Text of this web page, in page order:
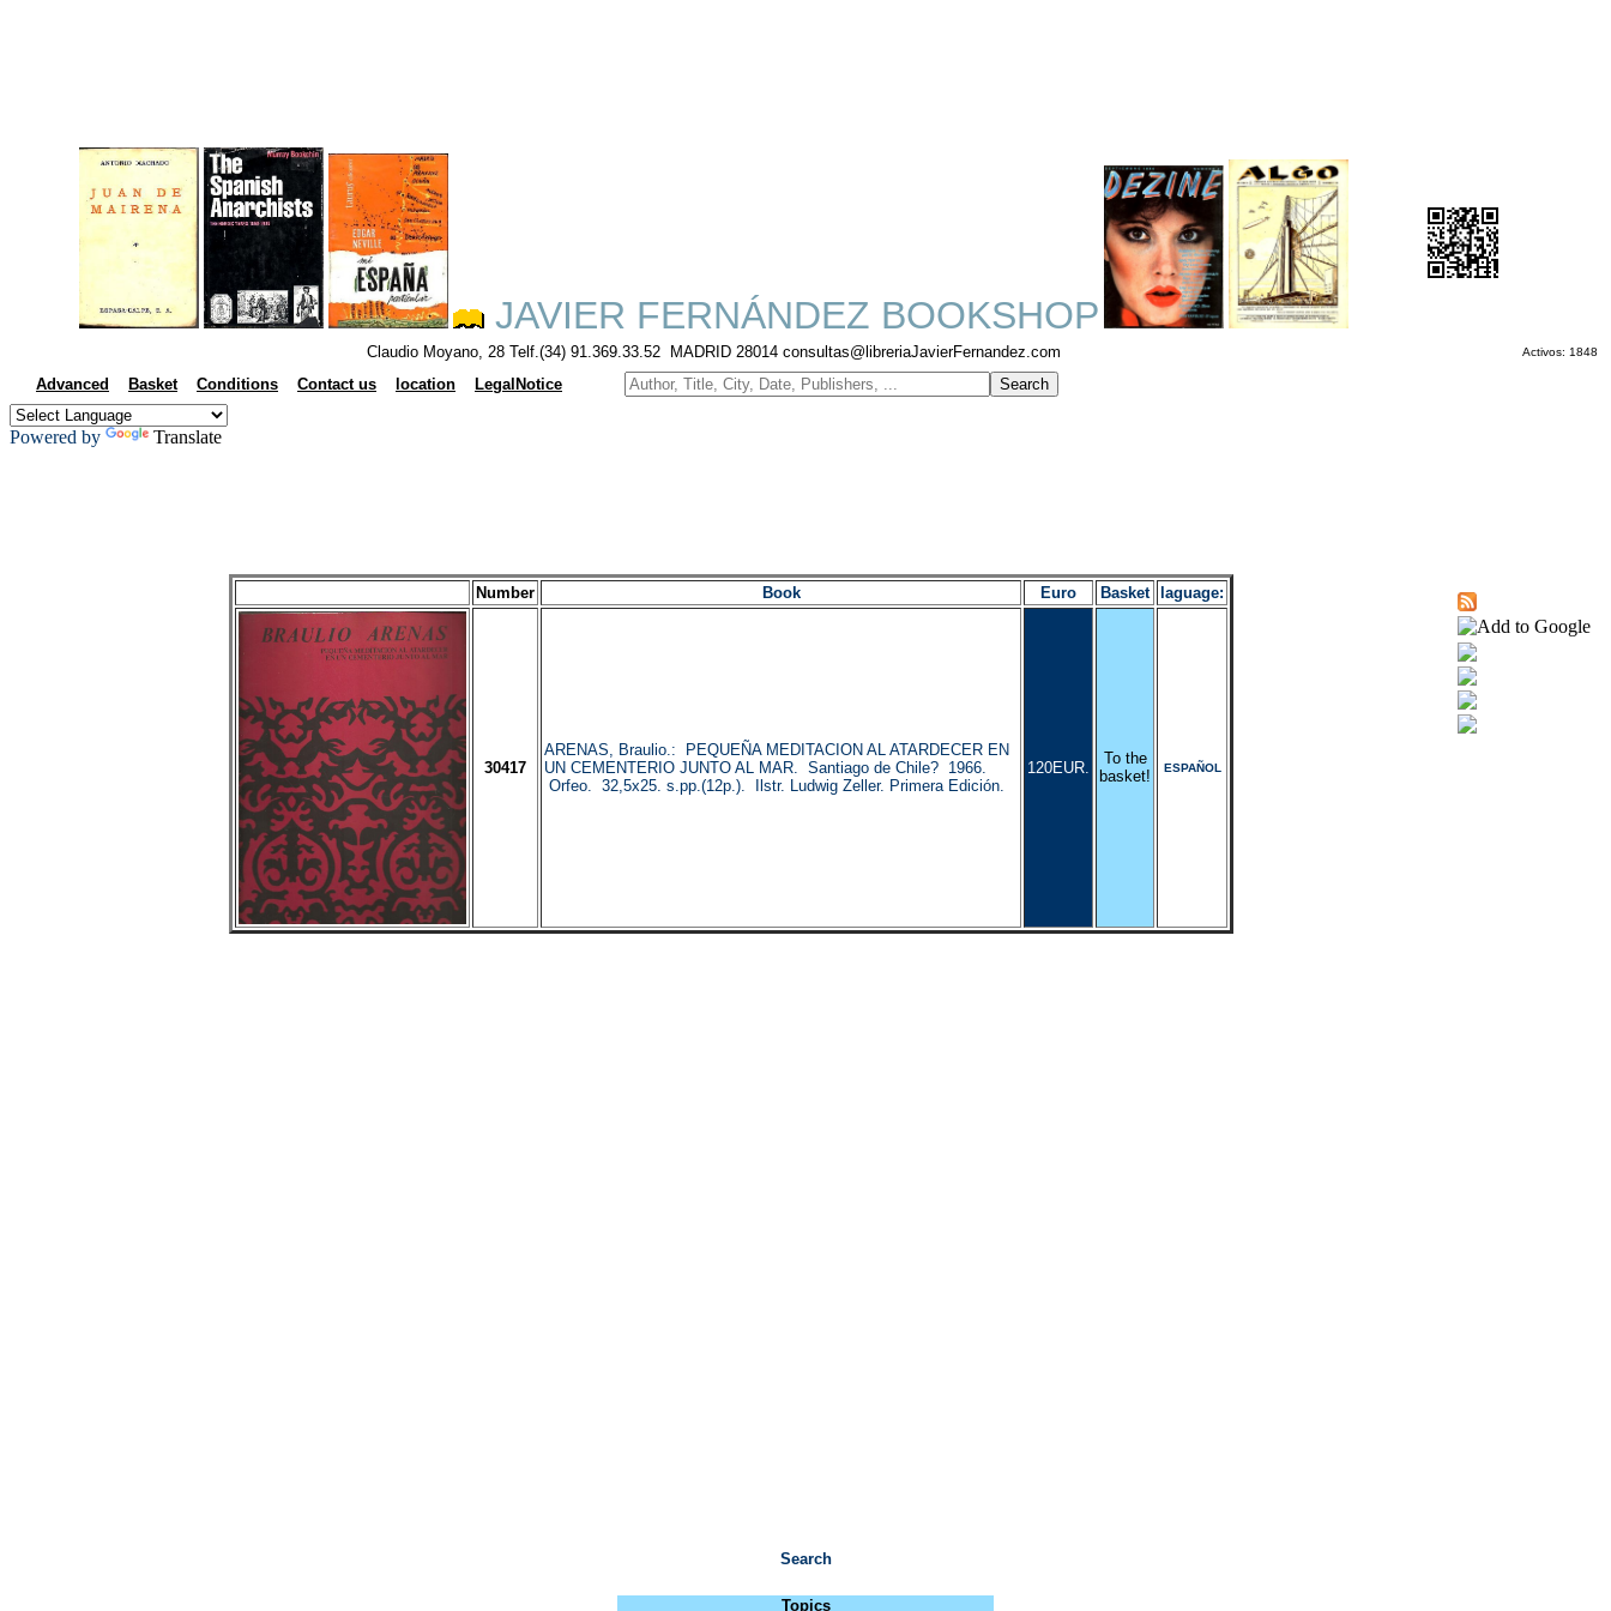
JAVIER FERNÁNDEZ BOOKSHOP
Claudio Moyano, 28 Telf.(34) 91.369.33.52 MADRID 28014 consultas@libreriaJavierFernandez.com Activos: 1848
Advanced Basket Conditions Contact us location LegalNotice
Powered by Translate
Number Book Euro Basket laguage:
30417
ARENAS, Braulio.: PEQUEÑA MEDITACION AL ATARDECER EN
UN CEMENTERIO JUNTO AL MAR. Santiago de Chile? 1966.
Orfeo. 32,5x25. s.pp.(12p.). Ilstr. Ludwig Zeller. Primera Edición.
120EUR.
To the
basket!
ESPAÑOL
Search
Topics